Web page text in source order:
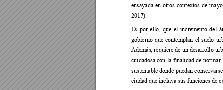
ensayada en otros contextos de
2017).
Es por ello, que el incremento del
gobierno que contemplan el suelo
Además, requiere de un desarrollo
cuidadosa con la finalidad de normar,
sustentable donde puedan
ciudad que incluya sus funciones de